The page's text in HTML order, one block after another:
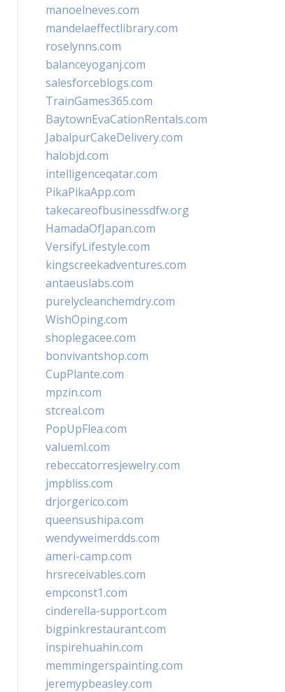
manoelneves.com
mandelaeffectlibrary.com
roselynns.com
balanceyoganj.com
salesforceblogs.com
TrainGames365.com
BaytownEvaCationRentals.com
JabalpurCakeDelivery.com
halobjd.com
intelligenceqatar.com
PikaPikaApp.com
takecareofbusinessdfw.org
HamadaOfJapan.com
VersifyLifestyle.com
kingscreekadventures.com
antaeuslabs.com
purelycleanchemdry.com
WishOping.com
shoplegacee.com
bonvivantshop.com
CupPlante.com
mpzin.com
stcreal.com
PopUpFlea.com
valueml.com
rebeccatorresjewelry.com
jmpbliss.com
drjorgerico.com
queensushipa.com
wendyweimerdds.com
ameri-camp.com
hrsreceivables.com
empconst1.com
cinderella-support.com
bigpinkrestaurant.com
inspirehuahin.com
memmingerspainting.com
jeremypbeasley.com